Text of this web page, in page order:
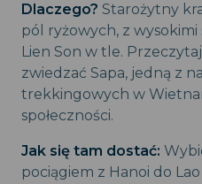
Dlaczego? Starożytny
pól ryżowych, z
Lien Son w tle.
zwiedzać Sapa, jedną z
trekkingowych w
społeczności.
Jak się tam dostać:
pociągiem z Hanoi do